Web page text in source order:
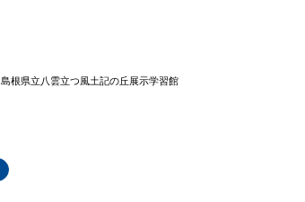
島根県立八雲立つ風土記の丘展示学習館